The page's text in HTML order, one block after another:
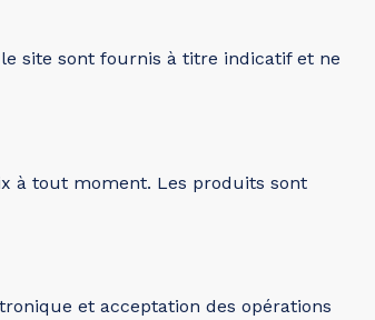
site sont fournis à titre indicatif et ne
à tout moment. Les produits sont
et acceptation des opérations